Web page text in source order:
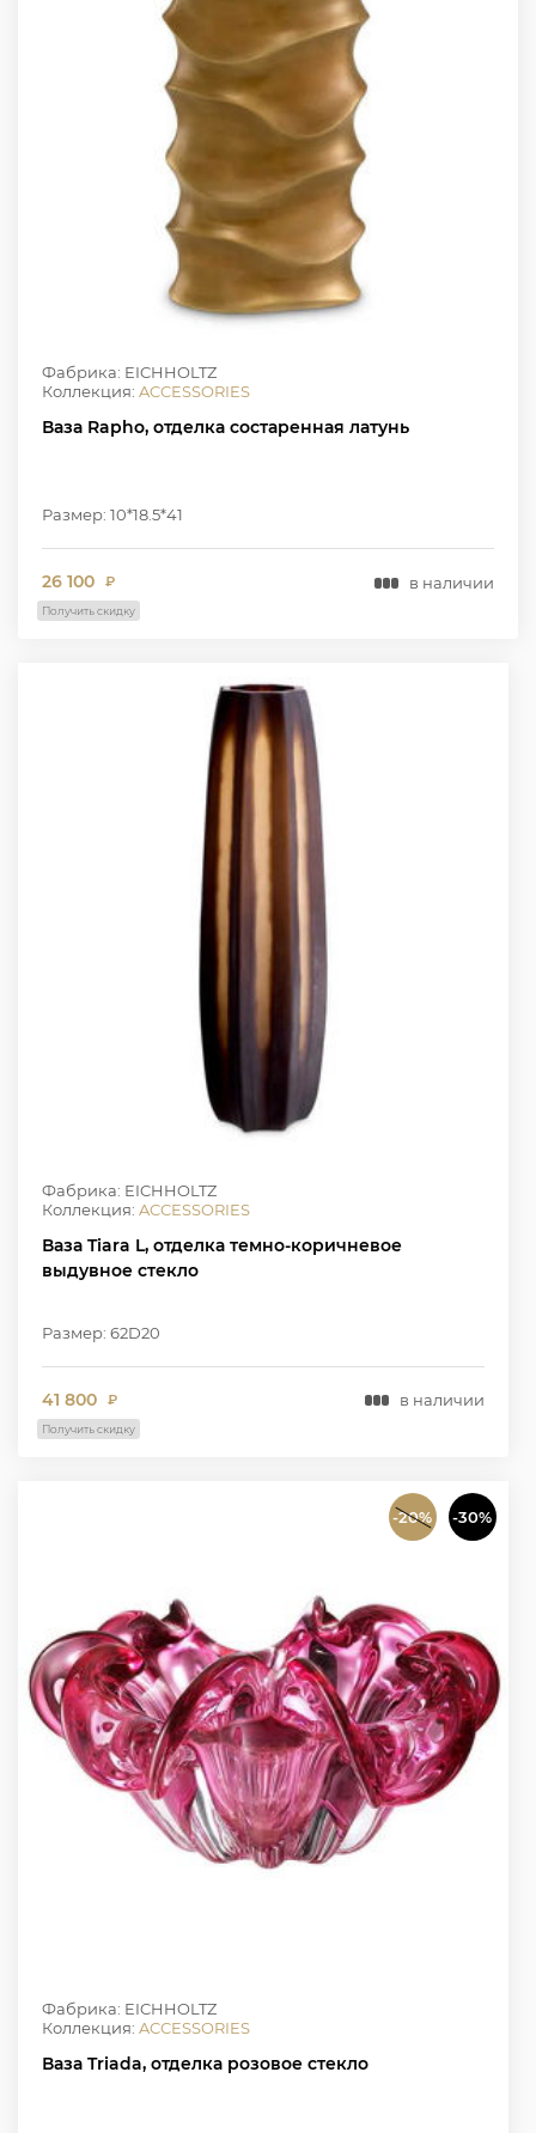
Фабрика: EICHHOLTZ
Коллекция: ACCESSORIES
Ваза Rapho, отделка состаренная латунь
Размер: 10*18.5*41
26 100 ₽ в наличии
Получить скидку
Фабрика: EICHHOLTZ
Коллекция: ACCESSORIES
Ваза Tiara L, отделка темно-коричневое
выдувное стекло
Размер: 62D20
41 800 ₽ в наличии
Получить скидку
-20% -30%
Фабрика: EICHHOLTZ
Коллекция: ACCESSORIES
Ваза Triada, отделка розовое стекло